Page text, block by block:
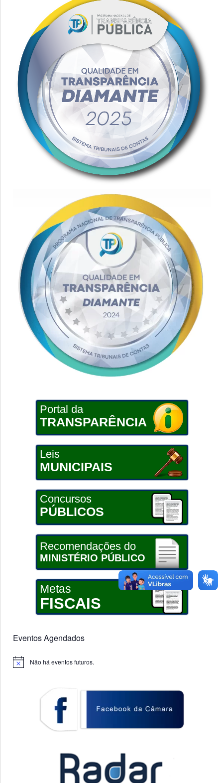
Portal da
TRANSPARÊNCIA
Leis
MUNICIPAIS
Concursos
PÚBLICOS
Recomendações do
MINISTÉRIO PÚBLICO
Metas
FISCAIS
Eventos Agendados
Notice Não há eventos futuros.